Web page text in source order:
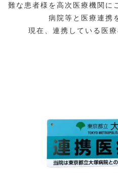
難な患者様を高次医療機関に
病院等と医療連携
現在、連携している医